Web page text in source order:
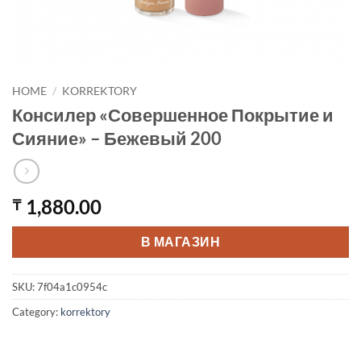
HOME / KORREKTORY
Консилер «Совершенное Покрытие и
Сияние» – Бежевый 200
₸ 1,880.00
В МАГАЗИН
SKU:7f04a1c0954c
Category: korrektory